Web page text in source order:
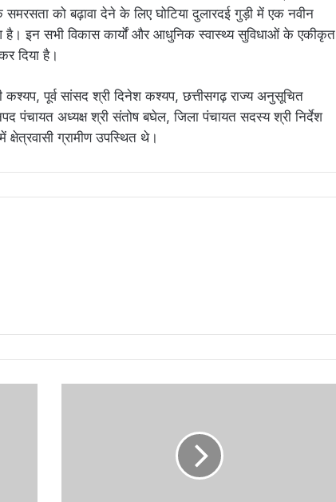
समरसता को बढ़ावा देने के लिए घोटिया दुलारदई गुड़ी में एक नवीन
है। इन सभी विकास कार्यों और आधुनिक स्वास्थ्य सुविधाओं के एकीकृत
दिया है।
कश्यप, पूर्व सांसद श्री दिनेश कश्यप, छत्तीसगढ़ राज्य अनुसूचित
पंचायत अध्यक्ष श्री संतोष बघेल, जिला पंचायत सदस्य श्री निर्देश
ग्रामीण उपस्थित थे।